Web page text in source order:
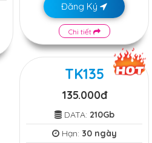
Đăng Ký
Chi tiết
TK135
135.000đ
DATA: 210Gb
Hạn: 30 ngày